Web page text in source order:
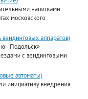
напитками
московского
аппаратов)
- Подольск»
с вендинговыми
автоматы)
инициативу внедрения